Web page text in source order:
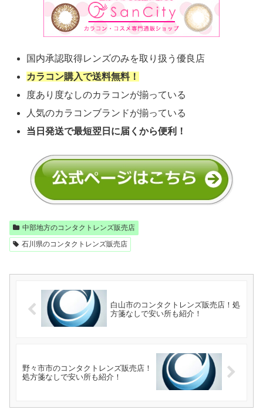
国内承認取得レンズのみを取り扱う優良店
カラコン購入で送料無料！
度あり度なしのカラコンが揃っている
人気のカラコンブランドが揃っている
当日発送で最短翌日に届くから便利！
中部地方のコンタクトレンズ販売店
石川県のコンタクトレンズ販売店
白山市のコンタクトレンズ販売店！処
方箋なしで安い所も紹介！
野々市市のコンタクトレンズ販売店！
処方箋なしで安い所も紹介！